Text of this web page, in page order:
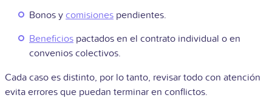
Bonos y comisiones pendientes.
Beneficios pactados en el contrato individual o en
convenios colectivos.
Cada caso es distinto, por lo tanto, revisar todo con atención
evita errores que puedan terminar en conflictos.